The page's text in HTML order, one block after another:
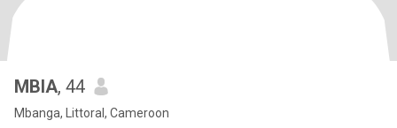
MBIA, 44
Mbanga, Littoral, Cameroon